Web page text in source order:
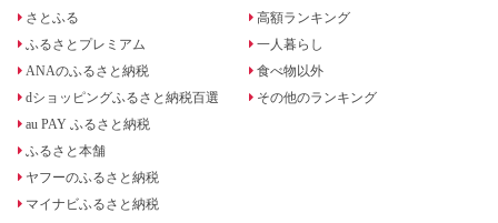
さとふる
ふるさとプレミアム
ANAのふるさと納税
dショッピングふるさと納税百選
au PAY ふるさと納税
ふるさと本舗
ヤフーのふるさと納税
マイナビふるさと納税
高額ランキング
一人暮らし
食べ物以外
その他のランキング